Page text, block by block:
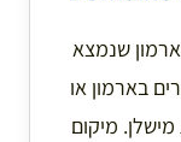
נהנתי. ארמון שנמצא
בארמון או
מיקום